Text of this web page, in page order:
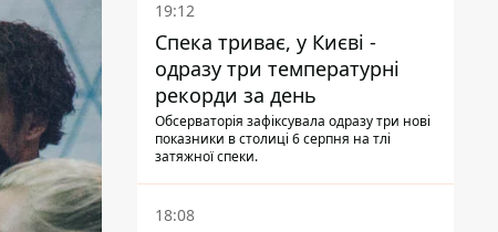
19:12
Спека триває, у Києві -
одразу три температурні
рекорди за день
Обсерваторія зафіксувала одразу три нові
показники в столиці 6 серпня на тлі
затяжної спеки.
18:08